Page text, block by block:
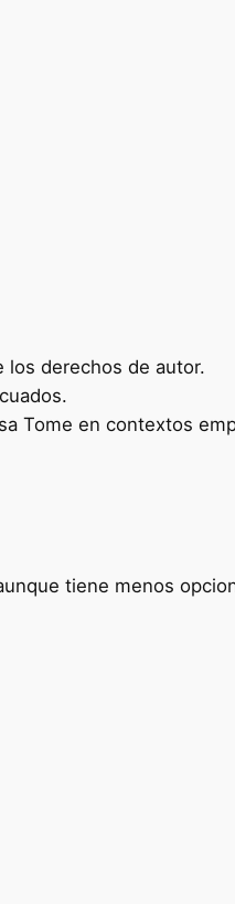
los derechos de autor.
Tome en contextos
tiene menos